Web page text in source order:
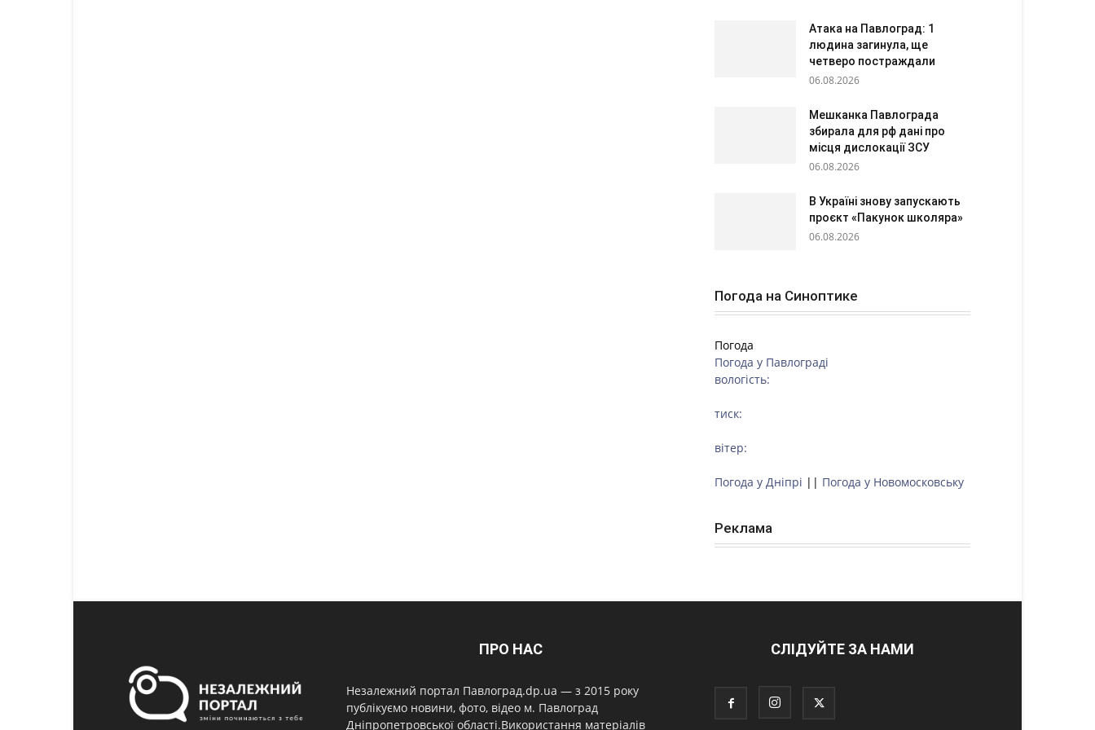
Атака на Павлоград: 1
людина загинула, ще
четверо постраждали
06.08.2026
Мешканка Павлограда
збирала для рф дані про
місця дислокації ЗСУ
06.08.2026
В Україні знову запускають
проєкт «Пакунок школяра»
06.08.2026
Погода на Синоптике
Погода
Погода у Павлограді
вологість:
тиск:
вітер:
Погода у Дніпрі || Погода у Новомосковську
Реклама
ПРО НАС
Незалежний портал Павлоград.dp.ua — з 2015 року
публікуємо новини, фото, відео м. Павлоград
Дніпропетровської області.Використання матеріалів
СЛІДУЙТЕ ЗА НАМИ